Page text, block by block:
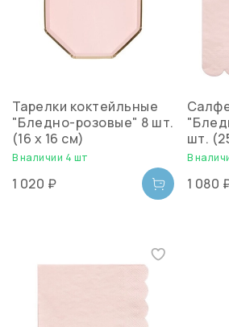
Тарелки коктейльные
"Бледно-розовые" 8 шт.
(16 х 16 см)
В наличии 4 шт
1 020 ₽
шт.
В
1 080